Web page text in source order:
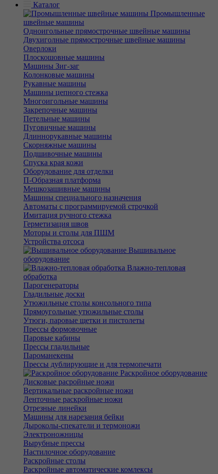
Каталог
Промышленные
швейные машины
Одноигольные прямострочные швейные машины
Двухиголные прямострочные швейные машины
Оверлоки
Плоскошовные машины
Машины Зиг-заг
Колонковые машины
Рукавные машины
Машины цепного стежка
Многоигольные машины
Закрепочные машины
Петельные машины
Пуговичные машины
Длиннорукавные машины
Скорняжные машины
Подшивочные машины
Спуска края кожи
Оборудование для отделки
П-Образная платформа
Мешкозашивные машины
Машины специального назначения
Автоматы с программируемой строчкой
Имитация ручного стежка
Герметизация швов
Моторы и столы для ПШМ
Устройства отсоса
Вышивальное
оборудование
Влажно-тепловая
обработка
Парогенераторы
Гладильные доски
Утюжильные столы консольного типа
Прямоугольные утюжильные столы
Утюги, паровые щетки и пистолеты
Прессы формовочные
Паровые кабины
Прессы гладильные
Пароманекены
Прессы дублирующие и для термопечати
Раскройное оборудование
Дисковые расройные ножи
Вертикальные раскройные ножи
Ленточные раскройные ножи
Отрезные линейки
Машины для нарезания бейки
Дыроколы-спекатели и термоножи
Электроножницы
Вырубные прессы
Настилочное оборудование
Раскройные столы
Раскройные автоматические комлексы